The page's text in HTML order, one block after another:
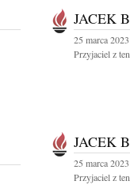
JACEK
25 marca
Przyjaciel z
JACEK
25 marca
Przyjaciel z